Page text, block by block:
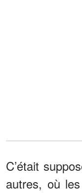
C’était
autres, où